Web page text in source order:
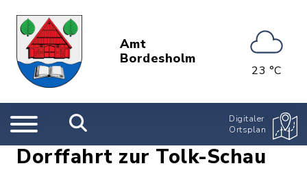
Amt
Bordesholm
23 °C
Digitaler
Ortsplan
Dorffahrt zur Tolk-Schau